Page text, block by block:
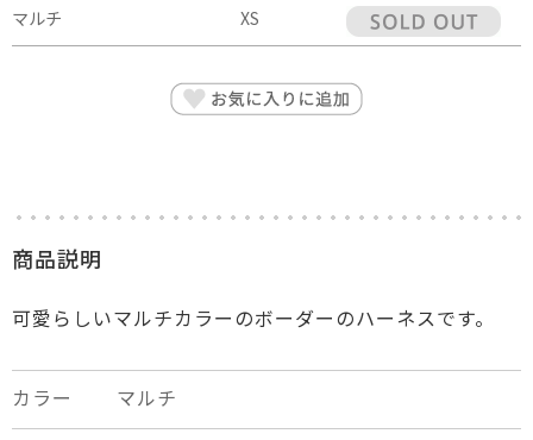
マルチ
XS
商品説明
可愛らしいマルチカラーのボーダーのハーネスです。
カラー マルチ